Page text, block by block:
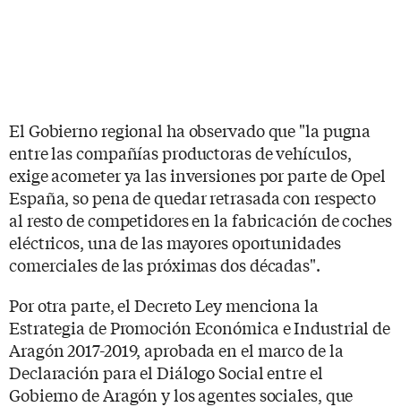
El Gobierno regional ha observado que "la pugna
entre las compañías productoras de vehículos,
exige acometer ya las inversiones por parte de Opel
España, so pena de quedar retrasada con respecto
al resto de competidores en la fabricación de coches
eléctricos, una de las mayores oportunidades
comerciales de las próximas dos décadas".
Por otra parte, el Decreto Ley menciona la
Estrategia de Promoción Económica e Industrial de
Aragón 2017-2019, aprobada en el marco de la
Declaración para el Diálogo Social entre el
Gobierno de Aragón y los agentes sociales, que